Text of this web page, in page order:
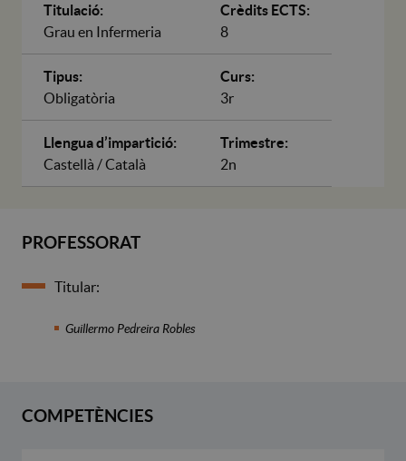
Titulació:
Grau en Infermeria
Crèdits ECTS:
8
Tipus:
Obligatòria
Curs:
3r
Llengua d’impartició:
Castellà / Català
Trimestre:
2n
PROFESSORAT
Titular:
Guillermo Pedreira Robles
COMPETÈNCIES